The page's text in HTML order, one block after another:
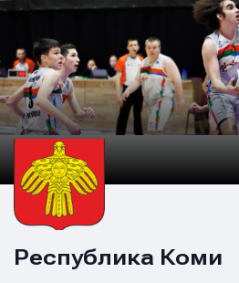
Республика Коми